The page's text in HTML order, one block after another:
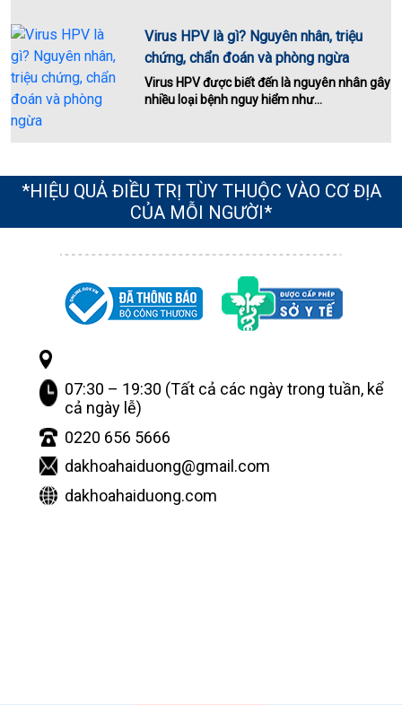
Virus HPV là gì? Nguyên nhân, triệu
chứng, chẩn đoán và phòng ngừa
Virus HPV được biết đến là nguyên nhân gây
nhiều loại bệnh nguy hiểm như...
*HIỆU QUẢ ĐIỀU TRỊ TÙY THUỘC VÀO CƠ ĐỊA
CỦA MỖI NGƯỜI*
07:30 – 19:30 (Tất cả các ngày trong tuần, kể
cả ngày lễ)
0220 656 5666
dakhoahaiduong@gmail.com
dakhoahaiduong.com